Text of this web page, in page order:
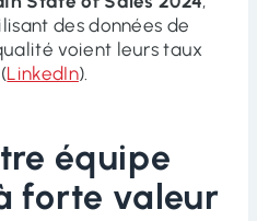
des données de
voient leurs taux
LinkedIn).
équipe
forte valeur